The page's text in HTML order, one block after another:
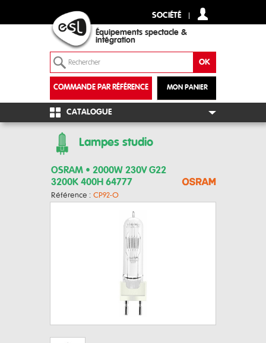
SOCIÉTÉ
Équipements spectacle &
intégration
MON PANIER
COMMANDE PAR RÉFÉRENCE
+
CATALOGUE
Lampes studio
OSRAM • 2000W 230V G22
3200K 400H 64777
Référence : CP92-O